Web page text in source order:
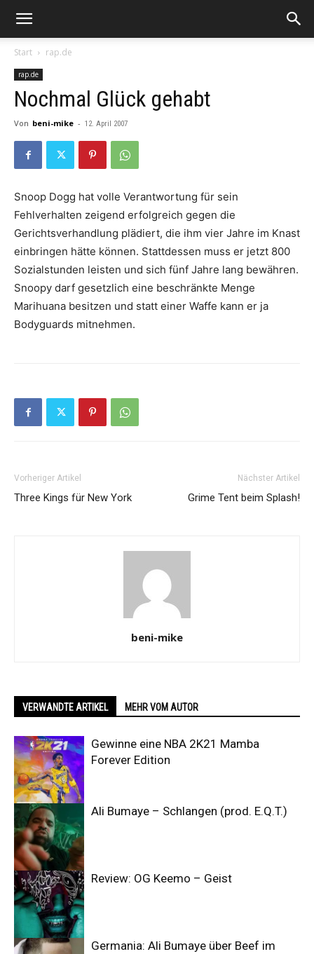
Start rap.de
rap.de
Nochmal Glück gehabt
Von beni-mike - 12. April 2007
Snoop Dogg hat volle Verantwortung für sein
Fehlverhalten zeigend erfolgreich gegen die
Gerichtsverhandlung plädiert, die ihm vier Jahre im Knast
einbringen hätte können. Stattdessen muss er jetzt 800
Sozialstunden leisten und sich fünf Jahre lang bewähren.
Snoopy darf gesetzlich eine beschränkte Menge
Marihuana besitzen und statt einer Waffe kann er ja
Bodyguards mitnehmen.
Vorheriger Artikel
Three Kings für New York
Nächster Artikel
Grime Tent beim Splash!
beni-mike
VERWANDTE ARTIKEL MEHR VOM AUTOR
Gewinne eine NBA 2K21 Mamba
Forever Edition
Ali Bumaye – Schlangen (prod. E.Q.T.)
Review: OG Keemo – Geist
Germania: Ali Bumaye über Beef im